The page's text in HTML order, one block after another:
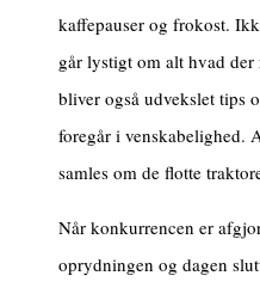
kaffepauser og frokost.
går lystigt om alt hvad
bliver også udvekslet tips
foregår i venskabelighed.
samles om de flotte
Når konkurrencen er
oprydningen og dagen